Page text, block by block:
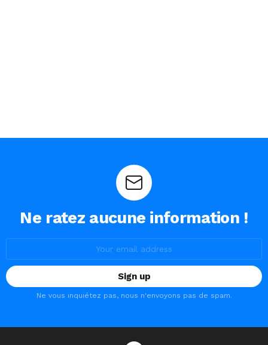
Ne ratez aucune information !
Ne vous inquiétez pas, nous n'envoyons pas de spam.
facebook